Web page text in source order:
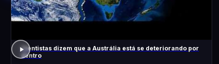
Cientistas dizem que a Austrália está se deteriorando por
dentro